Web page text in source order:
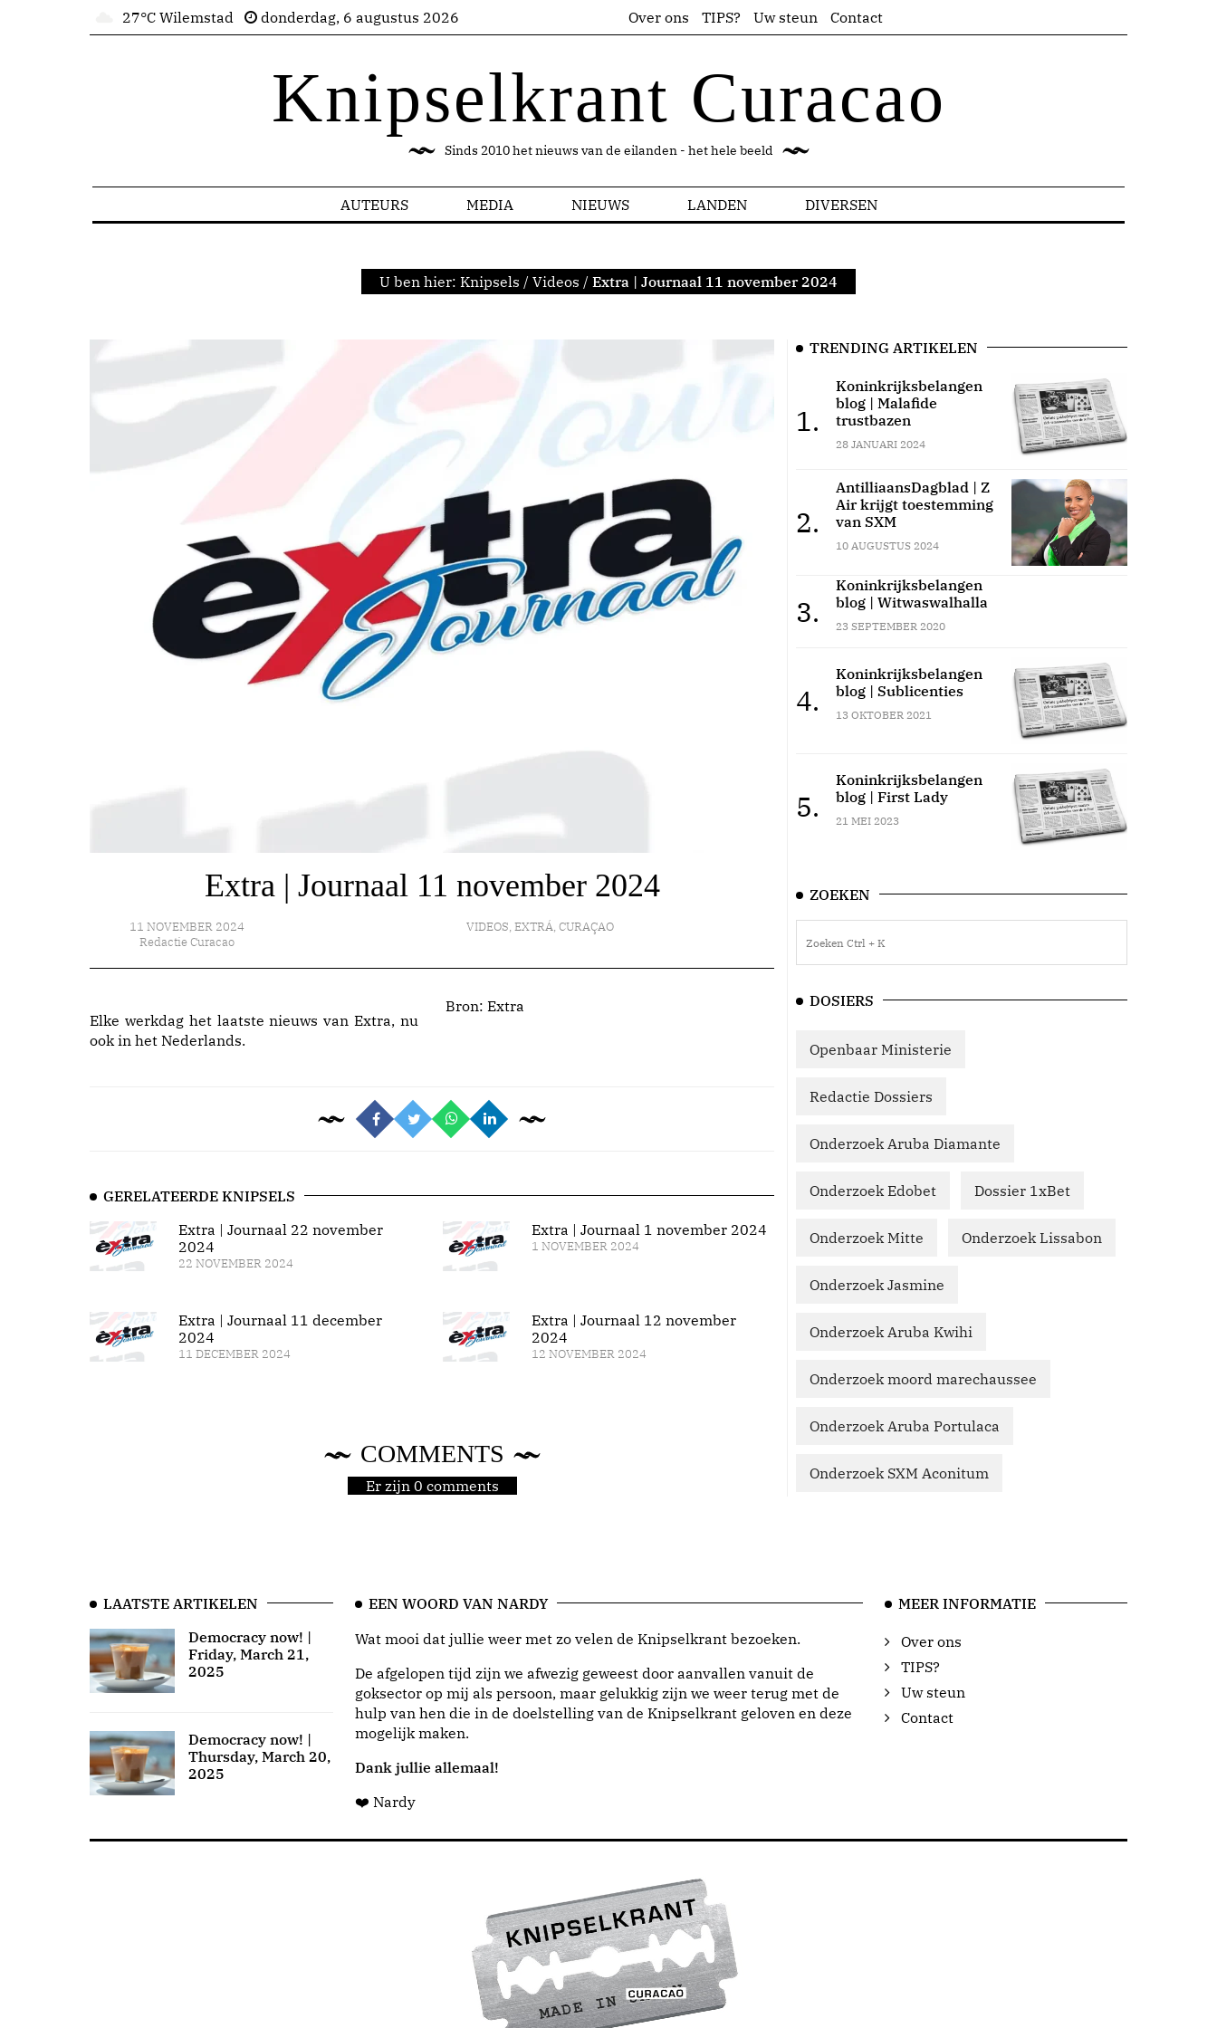
27°C Wilemstad donderdag, 6 augustus 2026 Over ons TIPS? Uw steun Contact
Knipselkrant Curacao
Sinds 2010 het nieuws van de eilanden - het hele beeld
AUTEURS MEDIA NIEUWS LANDEN DIVERSEN
U ben hier: Knipsels / Videos / Extra | Journaal 11 november 2024
Extra | Journaal 11 november 2024
11 NOVEMBER 2024
Redactie Curacao
VIDEOS,EXTRÁ,CURAÇAO
Elke werkdag het laatste nieuws van Extra, nu
ook in het Nederlands.
Bron: Extra
GERELATEERDE KNIPSELS
Extra | Journaal 22 november
2024
22 NOVEMBER 2024
Extra | Journaal 11 december
2024
11 DECEMBER 2024
Extra | Journaal 1 november 2024
1 NOVEMBER 2024
Extra | Journaal 12 november
2024
12 NOVEMBER 2024
COMMENTS
Er zijn 0 comments
TRENDING ARTIKELEN
1.
Koninkrijksbelangen
blog | Malafide
trustbazen
28 JANUARI 2024
2.
AntilliaansDagblad | Z
Air krijgt toestemming
van SXM
10 AUGUSTUS 2024
3.
Koninkrijksbelangen
blog | Witwaswalhalla
23 SEPTEMBER 2020
4.
Koninkrijksbelangen
blog | Sublicenties
13 OKTOBER 2021
5.
Koninkrijksbelangen
blog | First Lady
21 MEI 2023
ZOEKEN
DOSIERS
Openbaar Ministerie
Redactie Dossiers
Onderzoek Aruba Diamante
Onderzoek Edobet Dossier 1xBet
Onderzoek Mitte Onderzoek Lissabon
Onderzoek Jasmine
Onderzoek Aruba Kwihi
Onderzoek moord marechaussee
Onderzoek Aruba Portulaca
Onderzoek SXM Aconitum
LAATSTE ARTIKELEN
Democracy now! |
Friday, March 21,
2025
Democracy now! |
Thursday, March 20,
2025
EEN WOORD VAN NARDY
Wat mooi dat jullie weer met zo velen de Knipselkrant bezoeken.
De afgelopen tijd zijn we afwezig geweest door aanvallen vanuit de
goksector op mij als persoon, maar gelukkig zijn we weer terug met de
hulp van hen die in de doelstelling van de Knipselkrant geloven en deze
mogelijk maken.
Dank jullie allemaal!
❤️ Nardy
MEER INFORMATIE
Over ons
TIPS?
Uw steun
Contact